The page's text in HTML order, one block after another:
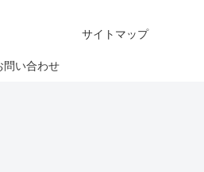
サイトマップ
問い合わせ